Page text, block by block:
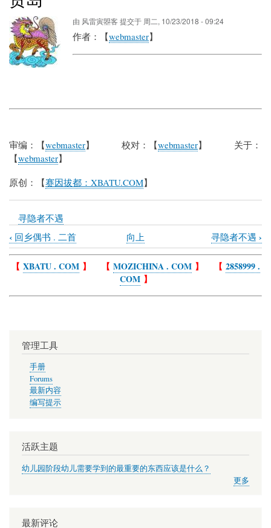
由 风雷寅曌客 提交于 周二, 10/23/2018 - 09:24
作者：【webmaster】
审编：【webmaster】 校对：【webmaster】 关于：
【webmaster】
原创：【赛因拔都：XBATU.COM】
寻隐者不遇
Book
traversal
for
‹ 回乡偶书 . 二首 向上 寻隐者不遇 ›
【 XBATU . COM】 【 MOZICHINA . COM】 【 2858999 .
COM】
管理工具
手册
Forums
最新内容
编写提示
活跃主题
幼儿园阶段幼儿需要学到的最重要的东西应该是什么？
更多
最新评论